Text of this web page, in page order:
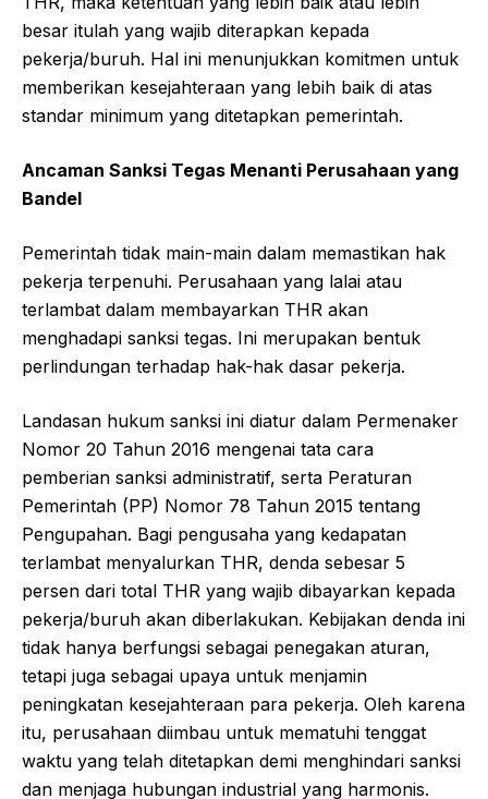
besar itulah yang wajib diterapkan kepada
pekerja/buruh. Hal ini menunjukkan komitmen untuk
memberikan kesejahteraan yang lebih baik di atas
standar minimum yang ditetapkan pemerintah.
Ancaman Sanksi Tegas Menanti Perusahaan yang
Bandel
Pemerintah tidak main-main dalam memastikan hak
pekerja terpenuhi. Perusahaan yang lalai atau
terlambat dalam membayarkan THR akan
menghadapi sanksi tegas. Ini merupakan bentuk
perlindungan terhadap hak-hak dasar pekerja.
Landasan hukum sanksi ini diatur dalam Permenaker
Nomor 20 Tahun 2016 mengenai tata cara
pemberian sanksi administratif, serta Peraturan
Pemerintah (PP) Nomor 78 Tahun 2015 tentang
Pengupahan. Bagi pengusaha yang kedapatan
terlambat menyalurkan THR, denda sebesar 5
persen dari total THR yang wajib dibayarkan kepada
pekerja/buruh akan diberlakukan. Kebijakan denda ini
tidak hanya berfungsi sebagai penegakan aturan,
tetapi juga sebagai upaya untuk menjamin
peningkatan kesejahteraan para pekerja. Oleh karena
itu, perusahaan diimbau untuk mematuhi tenggat
waktu yang telah ditetapkan demi menghindari sanksi
dan menjaga hubungan industrial yang harmonis.